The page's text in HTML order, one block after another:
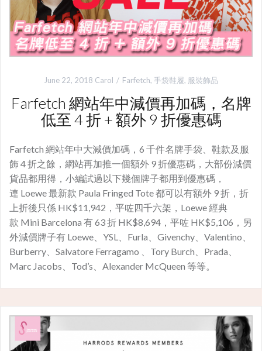
June 22, 2018 Carol Farfetch, 手袋鞋履, 服裝飾品
Farfetch 網站年中減價再加碼，名牌
低至 4 折 + 額外 9 折優惠碼
Farfetch 網站年中大減價加碼，6 千件名牌手袋、鞋款及服
飾 4 折之餘，網站再加推一個額外 9 折優惠碼，大部份減價
貨品都用得，小編試過以下幾個牌子都用到優惠碼，
連 Loewe 最新款 Paula Fringed Tote 都可以有額外 9 折，折
上折後只係 HK$11,942，平咗四千六架，Loewe 經典
款 Mini Barcelona 有 63 折 HK$8,694，平咗 HK$5,106，另
外減價牌子有 Loewe、YSL、Furla、Givenchy、Valentino、
Burberry、Salvatore Ferragamo 、Tory Burch、Prada、
Marc Jacobs、Tod’s、Alexander McQueen 等等。